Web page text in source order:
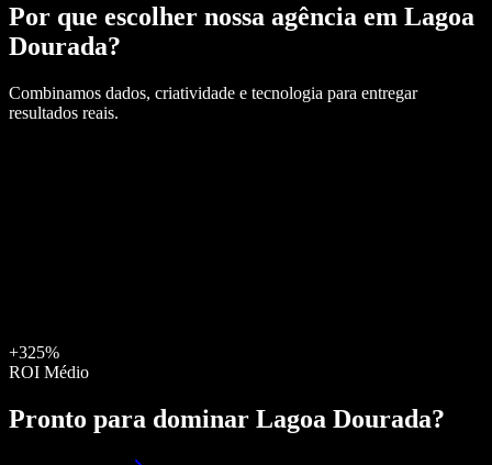
Por que escolher nossa agência em Lagoa
Dourada?
Combinamos dados, criatividade e tecnologia para entregar
resultados reais.
+325%
ROI Médio
Pronto para dominar Lagoa Dourada?